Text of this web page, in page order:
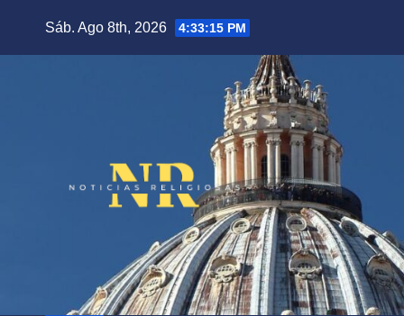
Sáb. Ago 8th, 2026 4:33:16 PM